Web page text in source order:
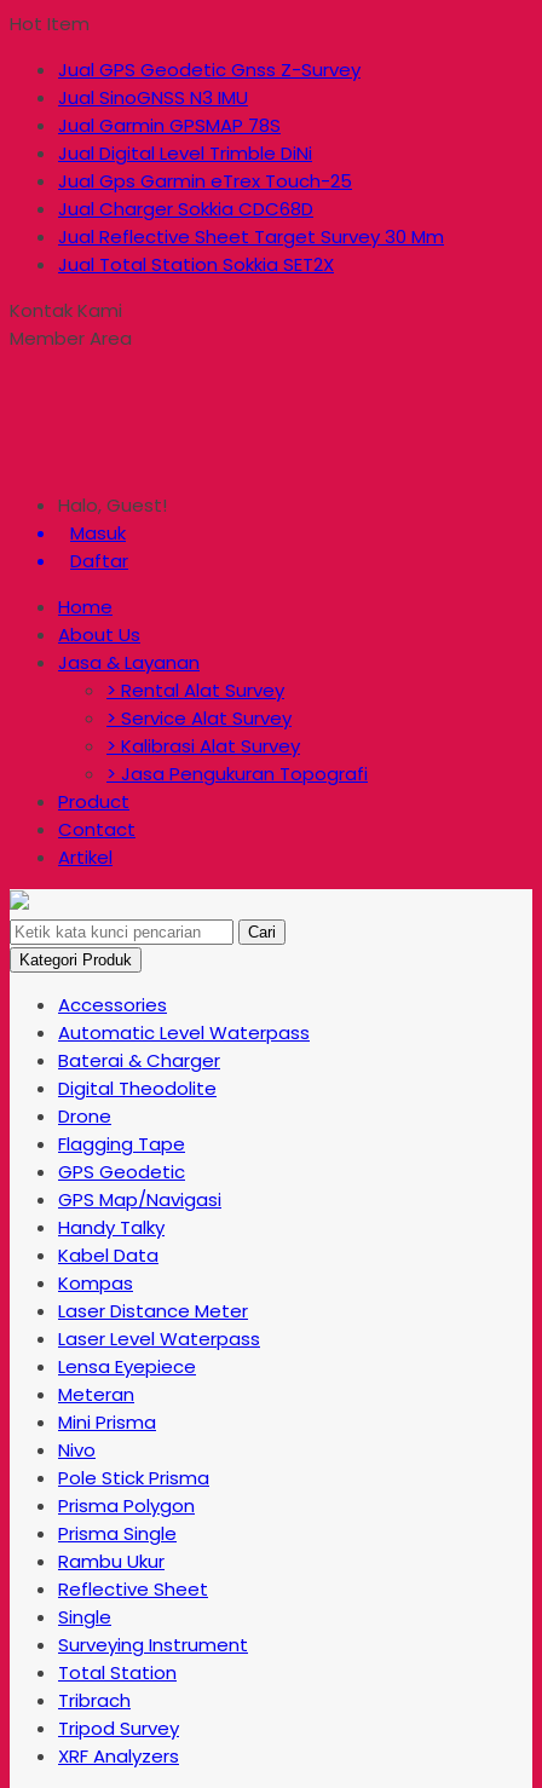
Hot Item
Jual GPS Geodetic Gnss Z-Survey
Jual SinoGNSS N3 IMU
Jual Garmin GPSMAP 78S
Jual Digital Level Trimble DiNi
Jual Gps Garmin eTrex Touch-25
Jual Charger Sokkia CDC68D
Jual Reflective Sheet Target Survey 30 Mm
Jual Total Station Sokkia SET2X
Kontak Kami
Member Area
Halo, Guest!
Masuk
Daftar
Home
About Us
Jasa & Layanan
> Rental Alat Survey
> Service Alat Survey
> Kalibrasi Alat Survey
> Jasa Pengukuran Topografi
Product
Contact
Artikel
Cari
Kategori Produk
Accessories
Automatic Level Waterpass
Baterai & Charger
Digital Theodolite
Drone
Flagging Tape
GPS Geodetic
GPS Map/Navigasi
Handy Talky
Kabel Data
Kompas
Laser Distance Meter
Laser Level Waterpass
Lensa Eyepiece
Meteran
Mini Prisma
Nivo
Pole Stick Prisma
Prisma Polygon
Prisma Single
Rambu Ukur
Reflective Sheet
Single
Surveying Instrument
Total Station
Tribrach
Tripod Survey
XRF Analyzers